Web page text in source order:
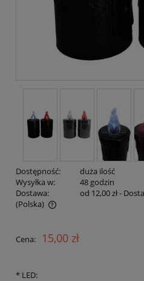
Dostępność:
duża ilość
Wysyłka w:
48 godzin
Dostawa:
od 12,00 zł-
(Polska)
Cena nie zawiera
Cena: 15,00 zł
* LED: